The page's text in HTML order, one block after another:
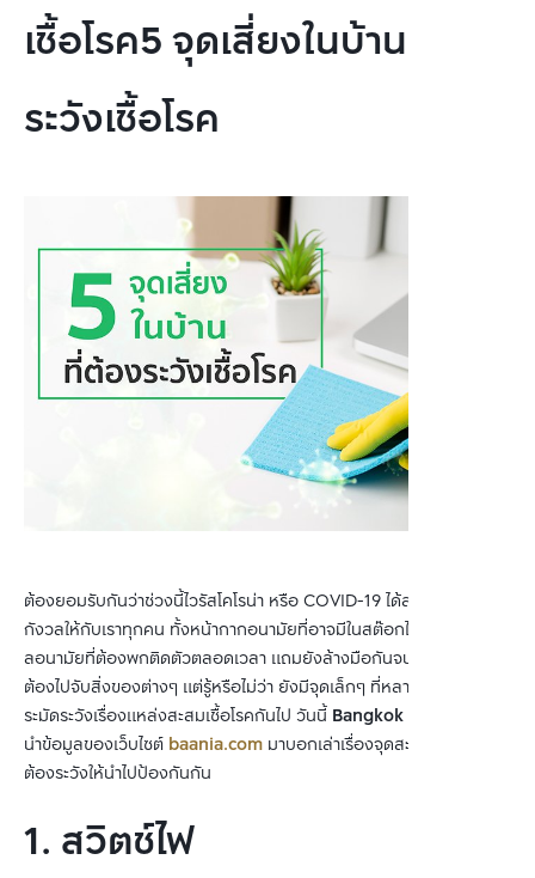
เชื้อโรค5 จุดเสี่ยงในบ้านที่ต้อง
ระวังเชื้อโรค
ต้องยอมรับกันว่าช่วงนี้ไวรัสโคโรน่า หรือ COVID-19 ได้สร้างความ
กังวลให้กับเราทุกคน ทั้งหน้ากากอนามัยที่อาจมีในสต๊อกไม่เพียงพอ เจ
ลอนามัยที่ต้องพกติดตัวตลอดเวลา แถมยังล้างมือกันจนมือแห้ง เมื่อ
ต้องไปจับสิ่งของต่างๆ แต่รู้หรือไม่ว่า ยังมีจุดเล็กๆ ที่หลายคนลืม
ระมัดระวังเรื่องแหล่งสะสมเชื้อโรคกันไป วันนี้ Bangkok Citismart
นำข้อมูลของเว็บไซต์ baania.com มาบอกเล่าเรื่องจุดสะสมเชื้อโรคที่
ต้องระวังให้นำไปป้องกันกัน
1. สวิตช์ไฟ